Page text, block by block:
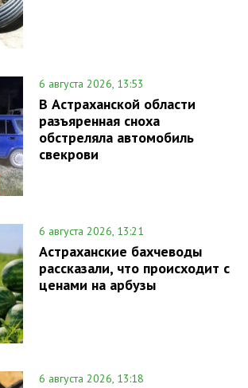
6 августа 2026, 13:53
В Астраханской области
разъяренная сноха
обстреляла автомобиль
свекрови
6 августа 2026, 13:21
Астраханские бахчеводы
рассказали, что происходит с
ценами на арбузы
6 августа 2026, 13:18